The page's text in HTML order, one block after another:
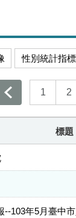
性別統計指標
1 2
標題
--103年5月臺中